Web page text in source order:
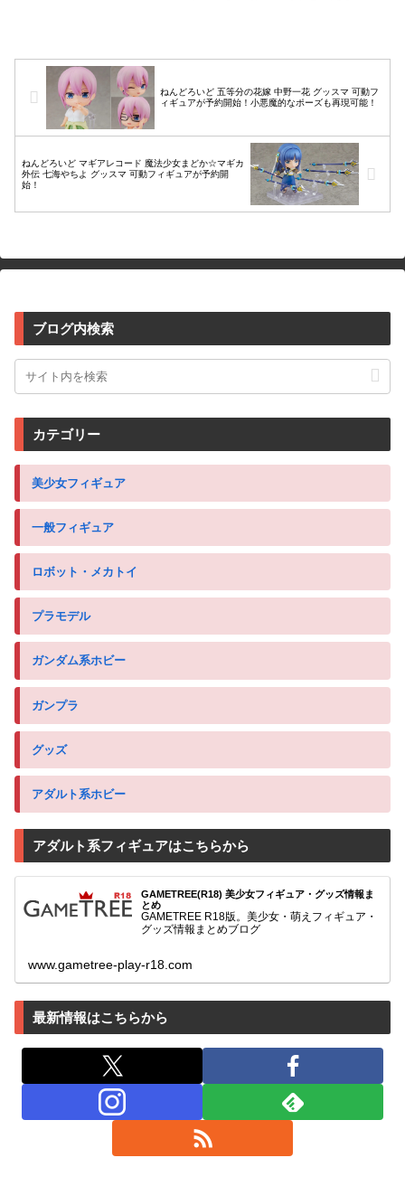
ねんどろいど 五等分の花嫁 中野一花 グッスマ 可動フ
ィギュアが予約開始！小悪魔的なポーズも再現可能！
ねんどろいど マギアレコード 魔法少女まどか☆マギカ
外伝 七海やちよ グッスマ 可動フィギュアが予約開
始！
ブログ内検索
カテゴリー
美少女フィギュア
一般フィギュア
ロボット・メカトイ
プラモデル
ガンダム系ホビー
ガンプラ
グッズ
アダルト系ホビー
アダルト系フィギュアはこちらから
GAMETREE(R18) 美少女フィギュア・グッズ情報ま
とめ
GAMETREE R18版。美少女・萌えフィギュア・
グッズ情報まとめブログ
www.gametree-play-r18.com
最新情報はこちらから